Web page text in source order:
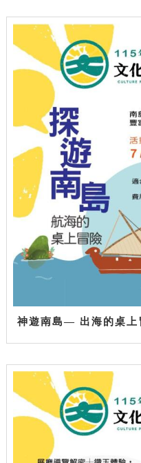
神遊南島— 出海的桌上